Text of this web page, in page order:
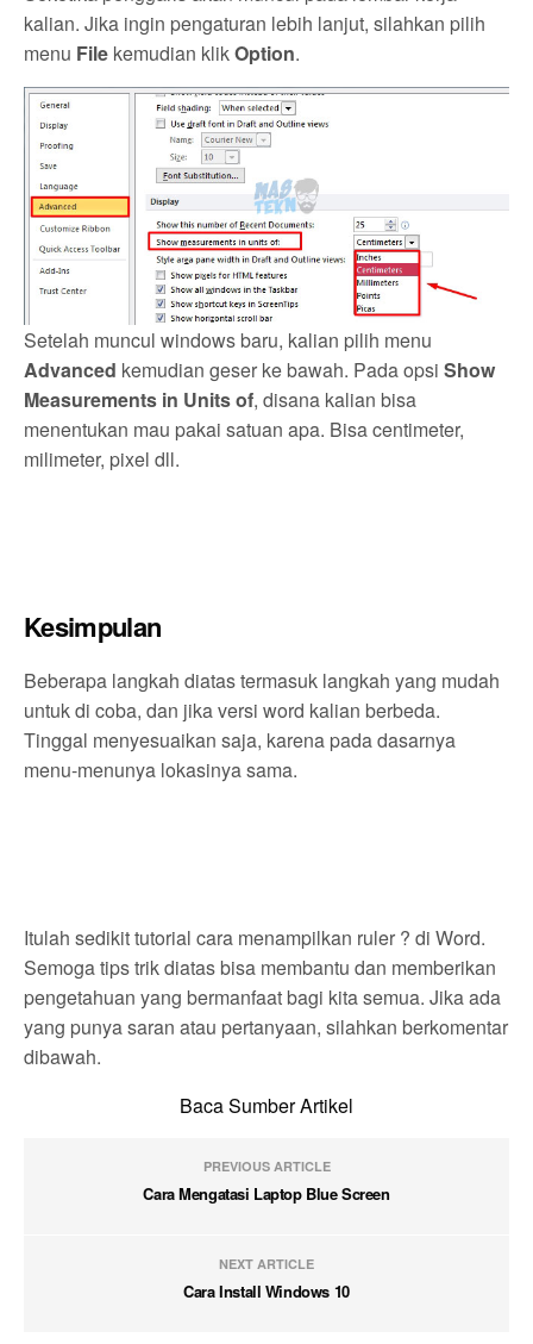
kalian. Jika ingin pengaturan lebih lanjut, silahkan pilih
menu File kemudian klikOption.
Setelah muncul windows baru, kalian pilih menu
Advanced kemudian geser ke bawah. Pada opsiShow
Measurements in Units of, disana kalian bisa
menentukan mau pakai satuan apa. Bisa centimeter,
milimeter, pixel dll.
Kesimpulan
Beberapa langkah diatas termasuk langkah yang mudah
untuk di coba, dan jika versi word kalian berbeda.
Tinggal menyesuaikan saja, karena pada dasarnya
menu-menunya lokasinya sama.
Itulah sedikit tutorial cara menampilkan ruler ? di Word.
Semoga tips trik diatas bisa membantu dan memberikan
pengetahuan yang bermanfaat bagi kita semua. Jika ada
yang punya saran atau pertanyaan, silahkan berkomentar
dibawah.
Baca Sumber Artikel
PREVIOUS ARTICLE
Cara Mengatasi Laptop Blue Screen
NEXT ARTICLE
Cara Install Windows 10